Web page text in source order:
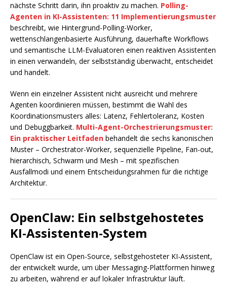
nächste Schritt darin, ihn proaktiv zu machen. Polling-
Agenten in KI-Assistenten: 11 Implementierungsmuster
beschreibt, wie Hintergrund-Polling-Worker,
wettenschlangenbasierte Ausführung, dauerhafte Workflows
und semantische LLM-Evaluatoren einen reaktiven Assistenten
in einen verwandeln, der selbstständig überwacht, entscheidet
und handelt.
Wenn ein einzelner Assistent nicht ausreicht und mehrere
Agenten koordinieren müssen, bestimmt die Wahl des
Koordinationsmusters alles: Latenz, Fehlertoleranz, Kosten
und Debuggbarkeit. Multi-Agent-Orchestrierungsmuster:
Ein praktischer Leitfaden behandelt die sechs kanonischen
Muster – Orchestrator-Worker, sequenzielle Pipeline, Fan-out,
hierarchisch, Schwarm und Mesh – mit spezifischen
Ausfallmodi und einem Entscheidungsrahmen für die richtige
Architektur.
OpenClaw: Ein selbstgehostetes
KI-Assistenten-System
OpenClaw ist ein Open-Source, selbstgehosteter KI-Assistent,
der entwickelt wurde, um über Messaging-Plattformen hinweg
zu arbeiten, während er auf lokaler Infrastruktur läuft.